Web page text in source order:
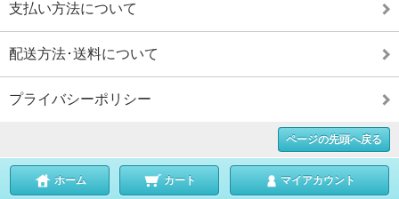
支払い方法について
配送方法･送料について
プライバシーポリシー
ページの先頭へ戻る
ホーム カート マイアカウント